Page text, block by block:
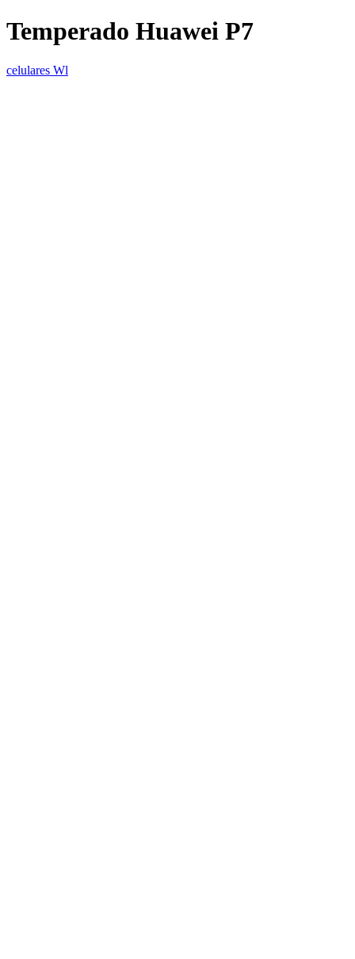
Temperado Huawei P7
celulares Wl